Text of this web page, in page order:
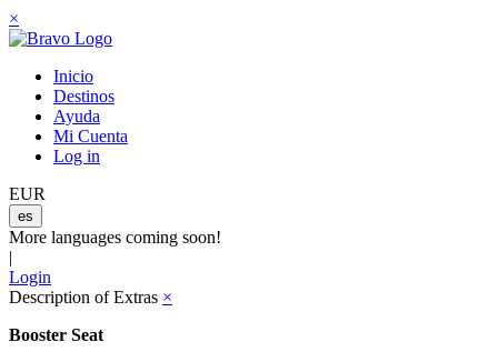
×
Inicio
Destinos
Ayuda
Mi Cuenta
Log in
EUR
es
More languages coming soon!
|
Login
Description of Extras ×
Booster Seat